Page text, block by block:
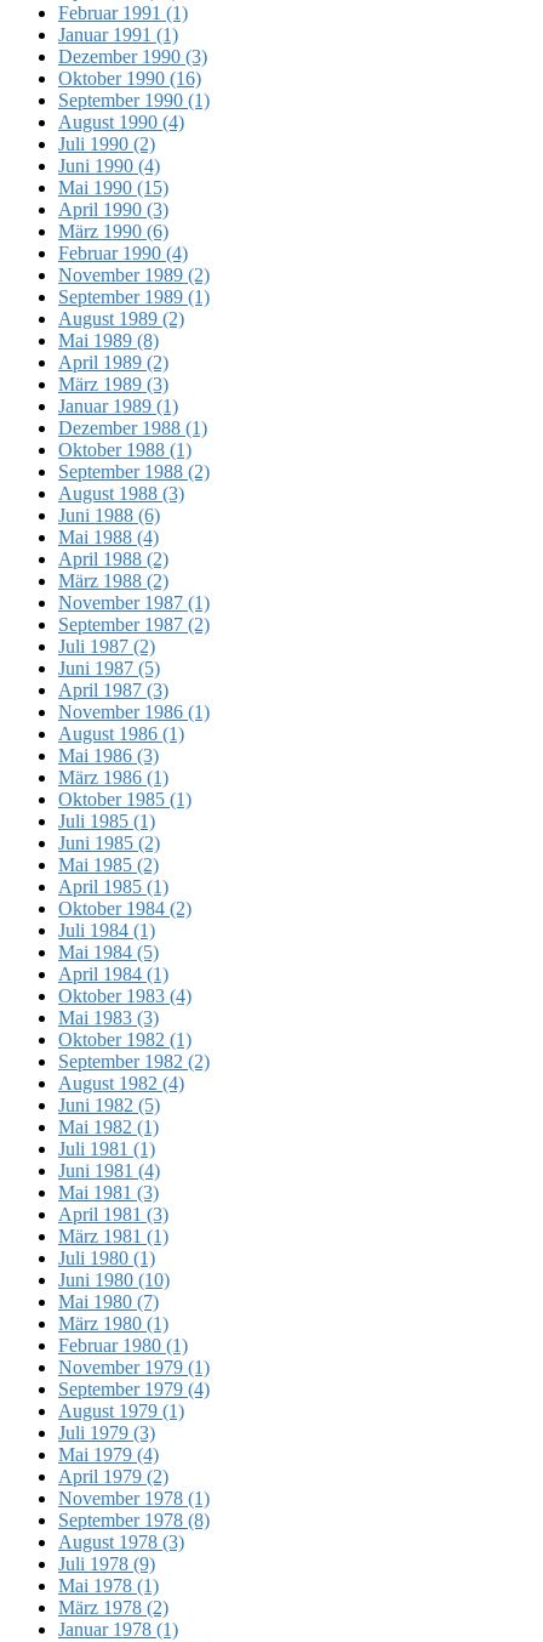
Februar 1991 (1)
Januar 1991 (1)
Dezember 1990 (3)
Oktober 1990 (16)
September 1990 (1)
August 1990 (4)
Juli 1990 (2)
Juni 1990 (4)
Mai 1990 (15)
April 1990 (3)
März 1990 (6)
Februar 1990 (4)
November 1989 (2)
September 1989 (1)
August 1989 (2)
Mai 1989 (8)
April 1989 (2)
März 1989 (3)
Januar 1989 (1)
Dezember 1988 (1)
Oktober 1988 (1)
September 1988 (2)
August 1988 (3)
Juni 1988 (6)
Mai 1988 (4)
April 1988 (2)
März 1988 (2)
November 1987 (1)
September 1987 (2)
Juli 1987 (2)
Juni 1987 (5)
April 1987 (3)
November 1986 (1)
August 1986 (1)
Mai 1986 (3)
März 1986 (1)
Oktober 1985 (1)
Juli 1985 (1)
Juni 1985 (2)
Mai 1985 (2)
April 1985 (1)
Oktober 1984 (2)
Juli 1984 (1)
Mai 1984 (5)
April 1984 (1)
Oktober 1983 (4)
Mai 1983 (3)
Oktober 1982 (1)
September 1982 (2)
August 1982 (4)
Juni 1982 (5)
Mai 1982 (1)
Juli 1981 (1)
Juni 1981 (4)
Mai 1981 (3)
April 1981 (3)
März 1981 (1)
Juli 1980 (1)
Juni 1980 (10)
Mai 1980 (7)
März 1980 (1)
Februar 1980 (1)
November 1979 (1)
September 1979 (4)
August 1979 (1)
Juli 1979 (3)
Mai 1979 (4)
April 1979 (2)
November 1978 (1)
September 1978 (8)
August 1978 (3)
Juli 1978 (9)
Mai 1978 (1)
März 1978 (2)
Januar 1978 (1)